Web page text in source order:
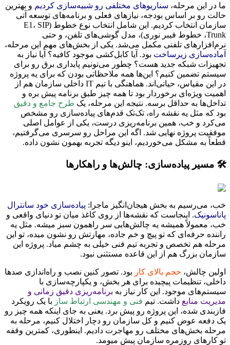
ما در این مرحله، سناریوهای مختلفی رو شبیه‌سازی کردیم و بهترین
حالت رو بر اساس بودجه، نیازهای فعلی و برنامه‌های توسعه آتی
سازمان انتخاب کردیم. این شامل انتخاب نوع خطوط (E1، SIP
Trunk، خطوط فیبر نوری)، مدل گوشی‌های تلفن، و حتی
نرم‌افزارهای تلفنی مکمل می‌شد. یکی از بخش‌های مهم این مرحله،
آماده‌سازی زیرساخت بود. آیا کابل‌کشی موجود کافیه؟ آیا نیاز به
تجهیزات شبکه جدید هست؟ چطور می‌تونیم پایداری برق رو برای
سیستم تضمین کنیم؟ این‌ها همه ملاحظاتی بودن که برای یه پروژه
در این مقیاس، حیاتی‌اند. هماهنگی با تیم IT داخلی سازمان هم از
اهمیت ویژه‌ای برخوردار بود تا همه چیز طبق برنامه پیش بره و
تداخل‌ها به حداقل برسه. نتیجه این مرحله، یک طرح جامع و دقیق
بود که مثل یه نقشه راه، تک‌تک قدم‌های پیاده‌سازی رو مشخص
می‌کرد و خب، همین برنامه‌ریزی درست، یکی از عوامل اصلی
موفقیت پروژه نهایی شد. اگه این مراحل رو سرسری می‌گرفتیم،
قطعاً به مشکل می‌خوردیم، اینو دیگه تجربه بهمون نشون داده.
🛠️ مسیر پیاده‌سازی: چالش‌ها و راهکارها
خب، می‌رسیم به بخش هیجان‌انگیز ماجرا: پیاده‌سازی خود سانترال
پاناسونیک. اینجاست که نقشه‌ها از روی کاغذ میان تو دنیای واقعی و
خب، معمولاً همیشه یه چالش‌هایی سر راهمون سبز میشه. مثل یه
راننده حرفه‌ای که تو پیچ و خم جاده، مهارتش رو نشون میده، تو این
مرحله هم تخصص و تجربه تیم فنی خیلی به چشم میاد. پروژه این
سازمان بزرگ هم از این قاعده مستثنی نبود.
اولین چالش، حجم بالای کار بود. تصور کنین نصب و راه‌اندازی صدها
داخلی، تنظیمات پیچیده برای هر بخش، و یکپارچه‌سازی با
سیستم‌های موجود. این کار نیاز به برنامه‌ریزی دقیق زمانی و
مدیریت منابع داشت. تیم فنی و مهندسی ارتباط ساز با یک رویکرد
فازبندی شده، این پروژه رو پیش برد. یعنی به جای اینکه همه چیز رو
یک دفعه عوض کنیم و کل سازمان رو دچار اختلال کنیم، مرحله به
مرحله بخش‌های مختلف رو مهاجرت دادیم. اینطوری، کمترین وقفه
تو کارهای روزمره سازمان پیش میومد.